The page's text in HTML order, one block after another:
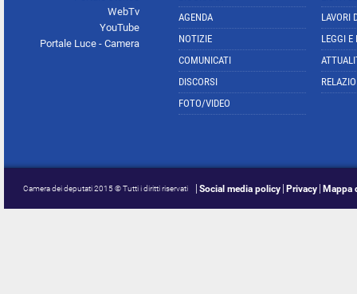
WebTv
YouTube
Portale Luce - Camera
AGENDA
NOTIZIE
COMUNICATI
DISCORSI
FOTO/VIDEO
LAVORI
LEGGI E
Camera dei deputati 2015 © Tutti i diritti riservati Social media policy Privacy Mappa